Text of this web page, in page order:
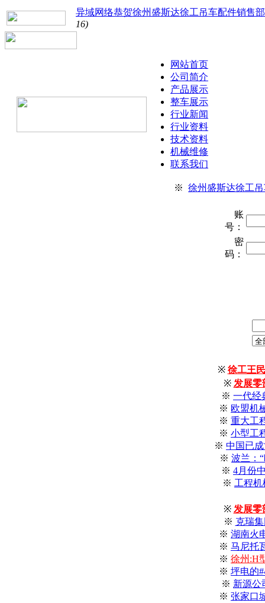
异域网络恭贺徐州盛斯达徐工吊车配件销售
16)
网站首页
公司简介
产品展示
整车展示
行业新闻
行业资料
技术资料
机械维修
联系我们
※ 徐州盛斯达徐工
账
号：
密
码：
※ 徐工王
※ 发展
※ 一代经
※ 欧盟机
※ 重大工
※ 小型工
※ 中国已
※ 波兰：
※ 4月份
※ 工程
※ 发展
※ 克瑞
※ 湖南火
※ 马尼托
※ 徐州:H
※ 坪电的
※ 新源公
※ 张家口